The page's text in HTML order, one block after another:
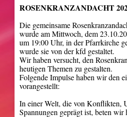
ROSENKRANZANDACHT
Die gemeinsame
wurde am Mittwoch, dem
um 19:00 Uhr, in der Pfarrkirche
wurde sie von der kfd gestaltet.
Wir haben versucht, den
heutigen Themen zu gestalten.
Folgende Impulse haben wir den
vorangestellt:
In einer Welt, die von Konflikten,
Spannungen geprägt ist, beten wir